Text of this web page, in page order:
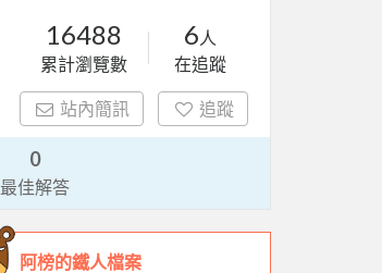
16488
累計瀏覽數
6 人
在追蹤
站內簡訊 追蹤
0
最佳解答
阿榜的鐵人檔案